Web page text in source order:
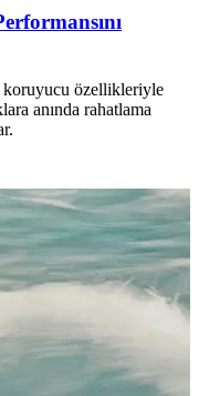
koruyucu özellikleriyle
anında rahatlama